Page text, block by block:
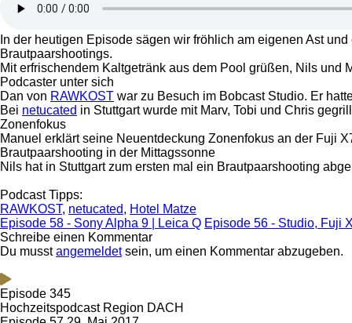
In der heutigen Episode sägen wir fröhlich am eigenen Ast
Brautpaarshootings.
Mit erfrischendem Kaltgetränk aus dem Pool grüßen, Nils und
Podcaster unter sich
Dan von RAWKOST war zu Besuch im Bobcast Studio. Er
Bei netucated in Stuttgart wurde mit Marv, Tobi und Chris
Zonenfokus
Manuel erklärt seine Neuentdeckung Zonenfokus an der Fuji
Brautpaarshooting in der Mittagssonne
Nils hat in Stuttgart zum ersten mal ein Brautpaarshooting
Podcast Tipps:
RAWKOST, netucated, Hotel Matze
Episode 58 - Sony Alpha 9 | Leica Q Episode 56 - Studio, Fuji
Schreibe einen Kommentar
Du musstangemeldetsein, um einen Kommentar abzugeben.
Episode 345
Hochzeitspodcast Region DACH